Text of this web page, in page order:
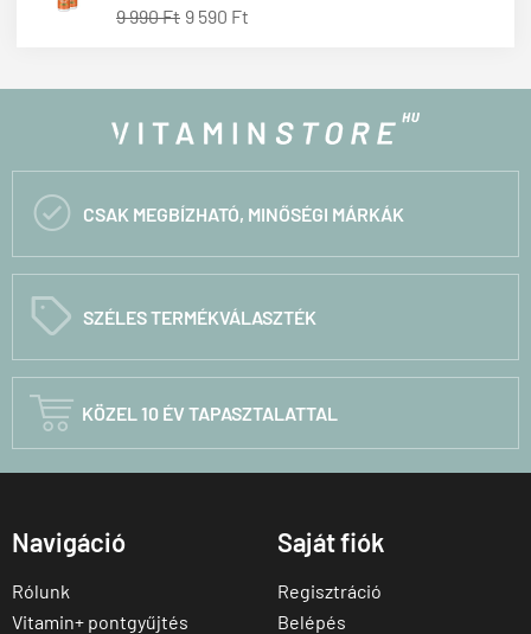
9 990 Ft 9 590 Ft
 CSAK MEGBÍZHATÓ, MINŐSÉGI MÁRKÁK
C SZÉLES TERMÉKVÁLASZTÉK
 KÖZEL 10 ÉV TAPASZTALATTAL
Navigáció
Rólunk
Vitamin+ pontgyűjtés
Saját fiók
Regisztráció
Belépés